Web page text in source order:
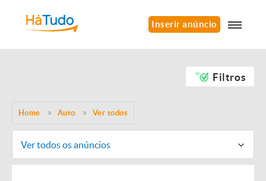
Inserir anúncio
Filtros
Home Auto Ver todos
Ver todos os anúncios